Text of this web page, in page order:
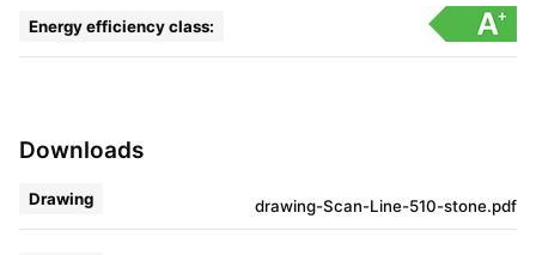
Energy efficiency class:
Downloads
Drawing drawing-Scan-Line-510-stone.pdf